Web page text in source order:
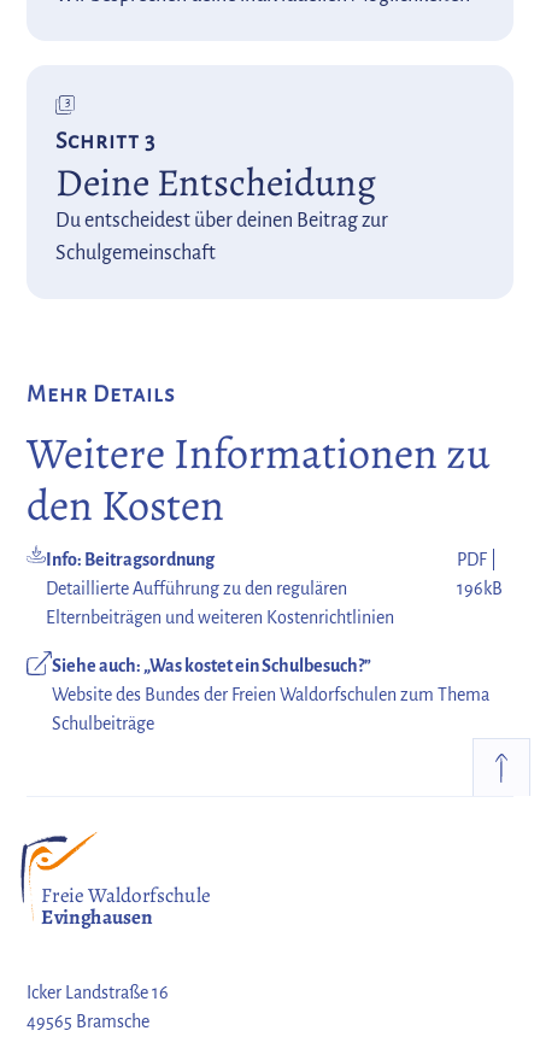
Schritt 3
Deine Entscheidung
Du entscheidest über deinen Beitrag zur
Schulgemeinschaft
Mehr Details
Weitere Informationen zu
den Kosten
Info: Beitragsordnung
Detaillierte Aufführung zu den regulären
Elternbeiträgen und weiteren Kostenrichtlinien
PDF |
196kB
Siehe auch: „Was kostet ein Schulbesuch?”
Website des Bundes der Freien Waldorfschulen zum Thema
Schulbeiträge
Freie Waldorfschule
Evinghausen
Icker Landstraße 16
49565 Bramsche